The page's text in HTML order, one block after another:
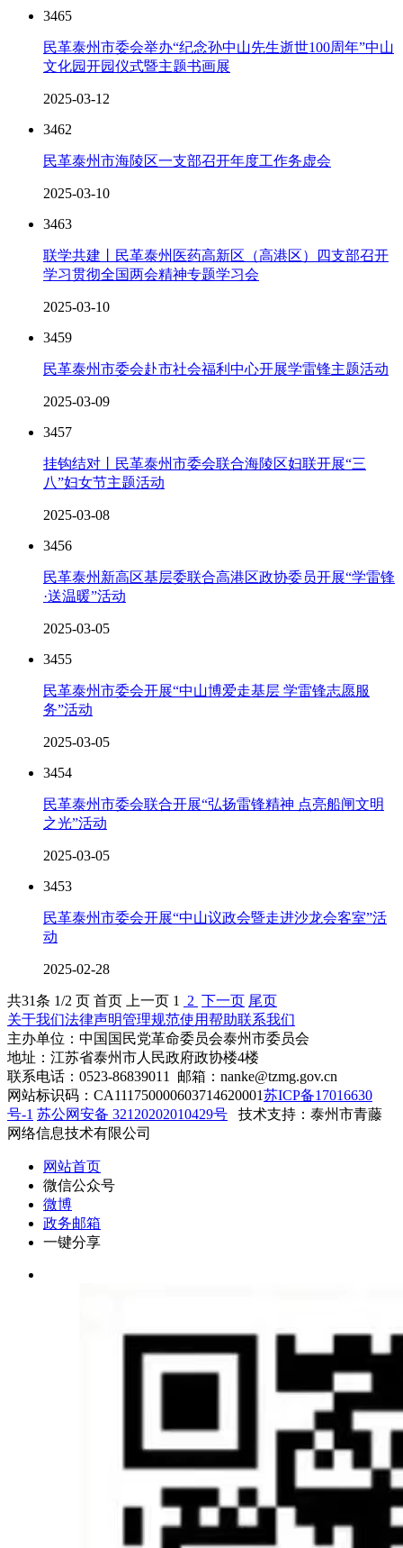
3465
民革泰州市委会举办“纪念孙中山先生逝世100周年”中山
文化园开园仪式暨主题书画展
2025-03-12
3462
民革泰州市海陵区一支部召开年度工作务虚会
2025-03-10
3463
联学共建丨民革泰州医药高新区（高港区）四支部召开
学习贯彻全国两会精神专题学习会
2025-03-10
3459
民革泰州市委会赴市社会福利中心开展学雷锋主题活动
2025-03-09
3457
挂钩结对丨民革泰州市委会联合海陵区妇联开展“三
八”妇女节主题活动
2025-03-08
3456
民革泰州新高区基层委联合高港区政协委员开展“学雷锋
·送温暖”活动
2025-03-05
3455
民革泰州市委会开展“中山博爱走基层 学雷锋志愿服
务”活动
2025-03-05
3454
民革泰州市委会联合开展“弘扬雷锋精神 点亮船闸文明
之光”活动
2025-03-05
3453
民革泰州市委会开展“中山议政会暨走进沙龙会客室”活
动
2025-02-28
共31条 1/2 页 首页 上一页 1 2 下一页 尾页
关于我们法律声明管理规范使用帮助联系我们
主办单位：中国国民党革命委员会泰州市委员会
地址：江苏省泰州市人民政府政协楼4楼
联系电话：0523-86839011 邮箱：nanke@tzmg.gov.cn
网站标识码：CA111750000603714620001苏ICP备17016630
号-1 苏公网安备 32120202010429号
技术支持：泰州市青藤
网络信息技术有限公司
网站首页
微信公众号
微博
政务邮箱
一键分享